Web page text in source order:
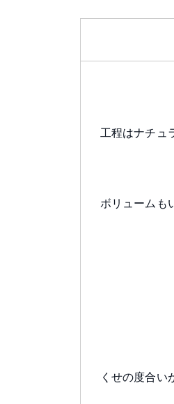
工程はナチ
ボリュームも
くせの度合